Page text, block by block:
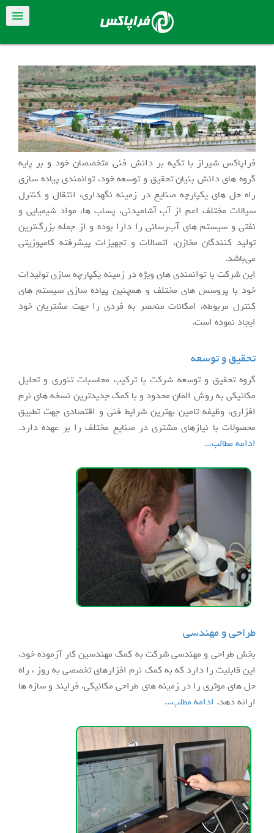
فراپاکس شیراز با تکیه بر دانش فنی متخصصان خود و بر پایه
گروه های دانش بنیان تحقیق و توسعه خود، توانمندی پیاده سازی
راه حل های یکپارچه صنایع در زمینه نگهداری، انتقال و کنترل
سیالات مختلف اعم از آب آشامیدنی، پساب ها، مواد شیمیایی و
نفتی و سیستم های آب‌رسانی را دارا بوده و از جمله بزرگ‌ترین
تولید کنندگان مخازن، اتصالات و تجهیزات پیشرفته کامپوزیتی
می‌باشد.
این شرکت با توانمندی های ویژه در زمینه یکپارچه سازی تولیدات
خود با پروسس های مختلف و همچنین پیاده سازی سیستم های
کنترل مربوطه، امکانات منحصر به فردی را جهت مشتریان خود
ایجاد نموده است.
تحقیق و توسعه
گروه تحقیق و توسعه شرکت با ترکیب محاسبات تئوری و تحلیل
مکانیکی به روش المان محدود و با کمک جدیدترین نسخه های نرم
افزاری، وظیفه تامین بهترین شرایط فنی و اقتصادی جهت تطبیق
محصولات با نیازهای مشتری در صنایع مختلف را بر عهده دارد.
ادامه مطالب...
طراحی و مهندسی
بخش طراحی و مهندسی شرکت به کمک مهندسین کار آزموده خود،
این قابلیت را دارد که به کمک نرم افزارهای تخصصی به روز ، راه
حل های موثری را در زمینه های طراحی مکانیکی، فرایند و سازه ها
ارائه دهد. ادامه مطلب...